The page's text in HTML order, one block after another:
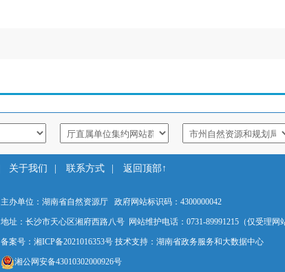
关于我们 联系方式 返回顶部↑
主办单位：湖南省自然资源厅 政府网站标识码：4300000042
地址：长沙市天心区湘府西路八号 网站维护电话：0731-89991215（仅受理网
备案号：湘ICP备2021016353号 技术支持：湖南省政务服务和大数据中心
湘公网安备43010302000926号